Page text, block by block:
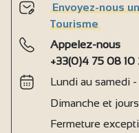
Envoyez-nous
Tourisme
Appelez-nous
+33(0)4 75 08 10
Lundi au samedi
Dimanche et
Fermeture